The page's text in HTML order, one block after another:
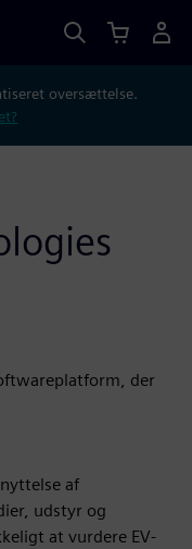
oversættelse.
der
af
udstyr og
at vurdere EV-